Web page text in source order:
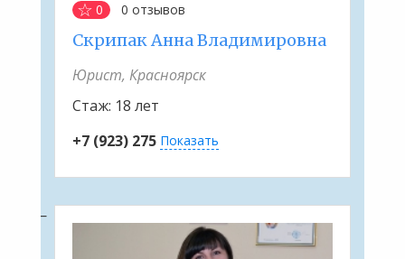
0 0 отзывов
Скрипак Анна Владимировна
Юрист, Красноярск
Стаж: 18 лет
+7 (923) 275 Показать